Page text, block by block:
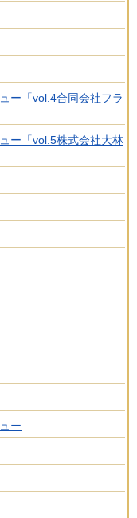
ー「vol.4合同会社フラ
ー「vol.5株式会社大林
ー